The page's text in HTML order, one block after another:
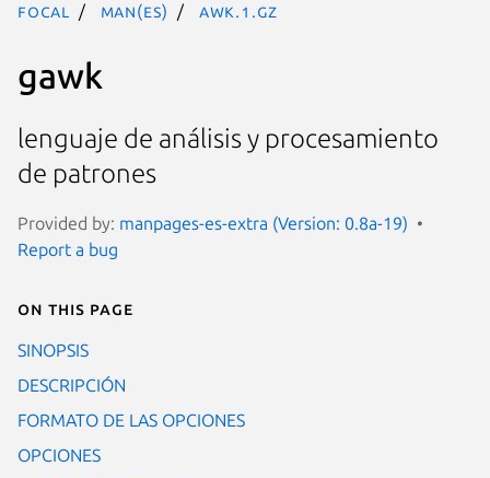
focal man(es) awk.1.gz
gawk
lenguaje de análisis y procesamiento
de patrones
Provided by: manpages-es-extra (Version: 0.8a-19)
Report a bug
On this page
SINOPSIS
DESCRIPCIÓN
FORMATO DE LAS OPCIONES
OPCIONES